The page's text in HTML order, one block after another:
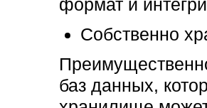
формат и
Собственно
баз данных,